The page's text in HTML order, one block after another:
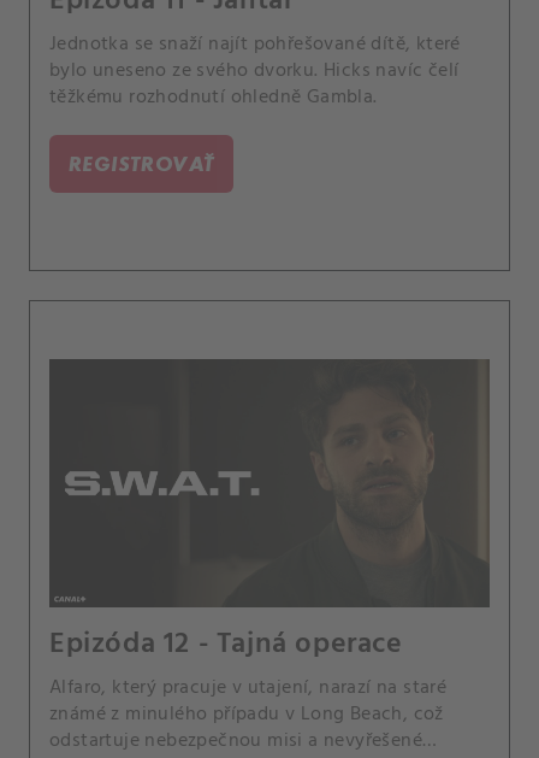
Jednotka se snaží najít pohřešované dítě, které
bylo uneseno ze svého dvorku. Hicks navíc čelí
těžkému rozhodnutí ohledně Gambla.
REGISTROVAŤ
Epizóda 12 - Tajná operace
Alfaro, který pracuje v utajení, narazí na staré
známé z minulého případu v Long Beach, což
odstartuje nebezpečnou misi a nevyřešené